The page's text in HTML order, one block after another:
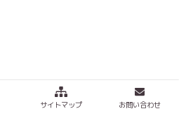
サイトマップ お問い合わせ